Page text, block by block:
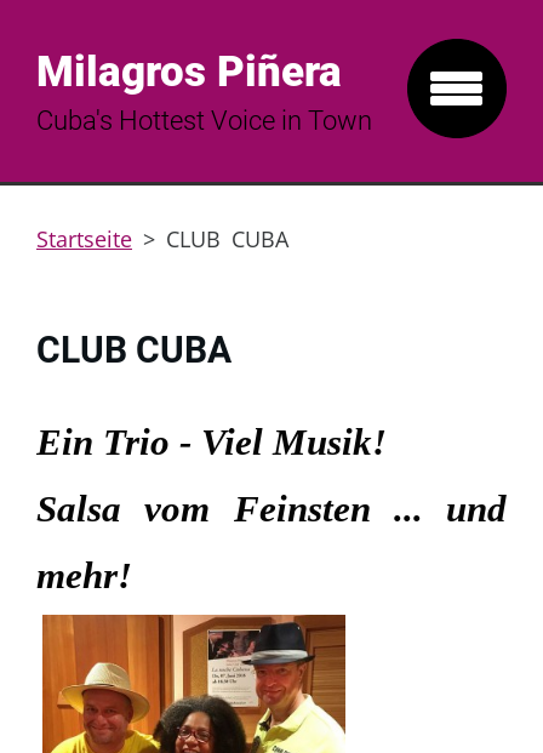
Milagros Piñera
Cuba's Hottest Voice in Town
Startseite > CLUB CUBA
CLUB CUBA
Ein Trio - Viel Musik!
Salsa vom Feinsten ... und
mehr!